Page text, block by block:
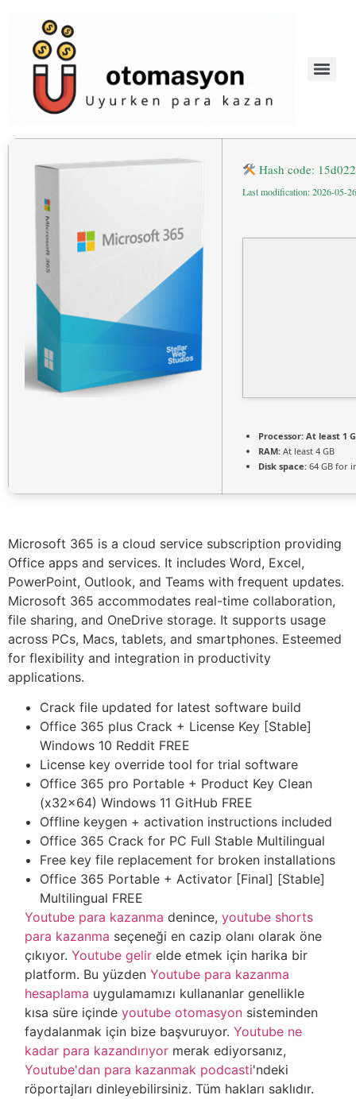
Hash code:
Last modification: 2026-05-26
Processor: At least 1
RAM: At least 4 GB
Disk space: 64 GB for
Microsoft 365 is a cloud service subscription providing
Office apps and services. It includes Word, Excel,
PowerPoint, Outlook, and Teams with frequent updates.
Microsoft 365 accommodates real-time collaboration,
file sharing, and OneDrive storage. It supports usage
across PCs, Macs, tablets, and smartphones. Esteemed
for flexibility and integration in productivity
applications.
Crack file updated for latest software build
Office 365 plus Crack + License Key [Stable]
Windows 10 Reddit FREE
License key override tool for trial software
Office 365 pro Portable + Product Key Clean
(x32x64) Windows 11 GitHub FREE
Offline keygen + activation instructions included
Office 365 Crack for PC Full Stable Multilingual
Free key file replacement for broken installations
Office 365 Portable + Activator [Final] [Stable]
Multilingual FREE
Youtube para kazanma denince,youtube shorts
para kazanma seçeneği en cazip olanı olarak öne
çıkıyor.Youtube gelir elde etmek için harika bir
platform. Bu yüzdenYoutube para kazanma
hesaplama uygulamamızı kullananlar genellikle
kısa süre içindeyoutube otomasyon sisteminden
faydalanmak için bize başvuruyor.Youtube ne
kadar para kazandırıyor merak ediyorsanız,
Youtube'dan para kazanmak podcasti'ndeki
röportajları dinleyebilirsiniz. Tüm hakları saklıdır.